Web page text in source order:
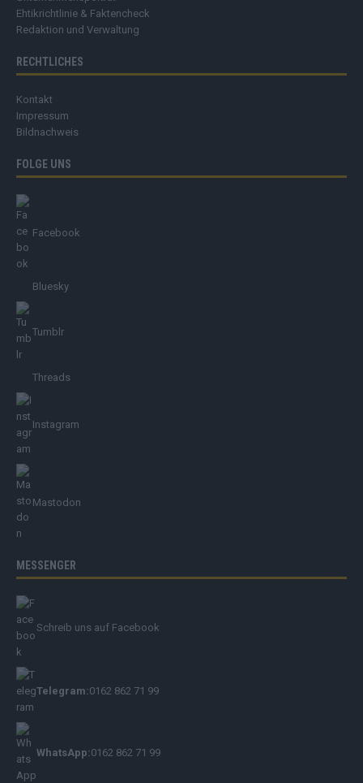
Ehtikrichtlinie & Faktencheck
Redaktion und Verwaltung
RECHTLICHES
Kontakt
Impressum
Bildnachweis
FOLGE UNS
Facebook
Bluesky
Tumblr
Threads
Instagram
Mastodon
MESSENGER
Schreib uns auf Facebook
Telegram:0162 862 71 99
WhatsApp:0162 862 71 99